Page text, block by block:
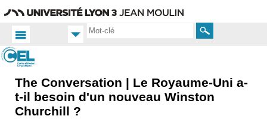
Rechercher
Accueil
Actualités
The Conversation | Le Royaume-Uni a-
t-il besoin d'un nouveau Winston
Churchill ?